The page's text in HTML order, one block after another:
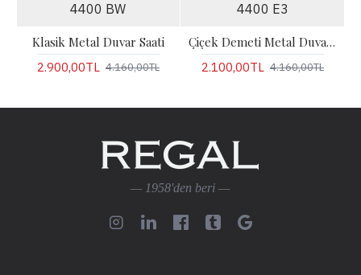
4400 BW
Klasik Metal Duvar Saati
2.900,00TL 4.160,00TL
4400 E3
Çiçek Demeti Metal Duvar Saati
2.100,00TL 4.160,00TL
— 1958'den beri —